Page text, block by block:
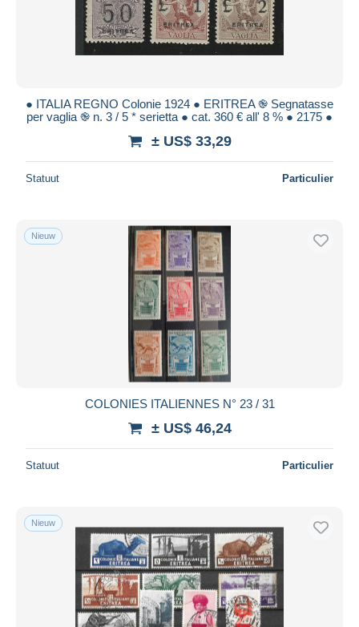
● ITALIA REGNO Colonie 1924 ● ERITREA ֎ Segnatasse
per vaglia ֎ n. 3 / 5 * serietta ● cat. 360 € all' 8 % ● 2175 ●
± US$ 33,29
Statuut Particulier
Nieuw
COLONIES ITALIENNES N° 23 / 31
± US$ 46,24
Statuut Particulier
Nieuw